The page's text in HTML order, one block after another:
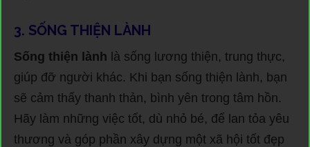
3. SỐNG THIỆN LÀNH
Sống thiện lành là sống lương thiện, trung thực,
giúp đỡ người khác. Khi bạn sống thiện lành, bạn
sẽ cảm thấy thanh thản, bình yên trong tâm hồn.
Hãy làm những việc tốt, dù nhỏ bé, để lan tỏa yêu
thương và góp phần xây dựng một xã hội tốt đẹp